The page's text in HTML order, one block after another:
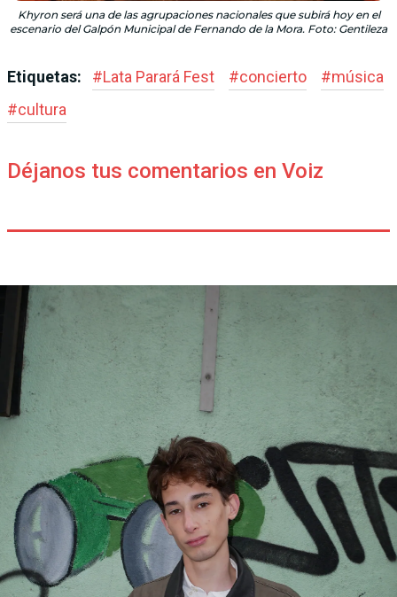
Khyron será una de las agrupaciones nacionales que subirá hoy en el
escenario del Galpón Municipal de Fernando de la Mora. Foto: Gentileza
Etiquetas: #Lata Parará Fest #concierto #música
#cultura
Déjanos tus comentarios en Voiz